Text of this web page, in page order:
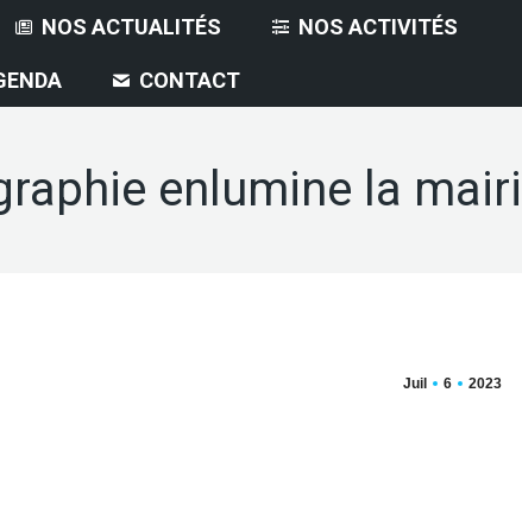
NOS ACTUALITÉS NOS ACTIVITÉS
CONTACT
enlumine la
Juil 6 2023